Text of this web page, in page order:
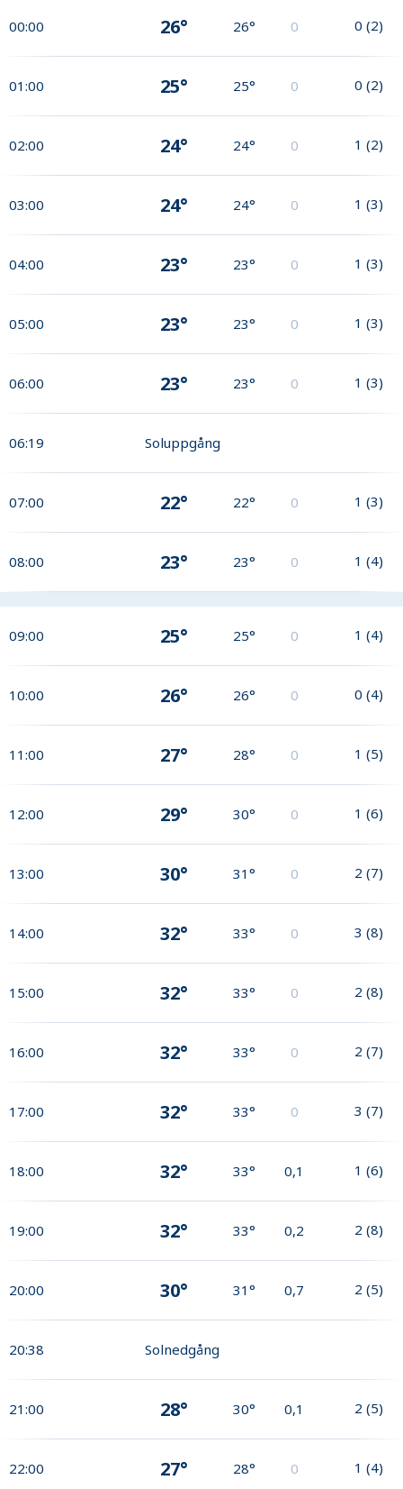
00:00 26° 26° 0 0 (2)
01:00 25° 25° 0 0 (2)
02:00 24° 24° 0 1 (2)
03:00 24° 24° 0 1 (3)
04:00 23° 23° 0 1 (3)
05:00 23° 23° 0 1 (3)
06:00 23° 23° 0 1 (3)
06:19 Soluppgång
07:00 22° 22° 0 1 (3)
08:00 23° 23° 0 1 (4)
09:00 25° 25° 0 1 (4)
10:00 26° 26° 0 0 (4)
11:00 27° 28° 0 1 (5)
12:00 29° 30° 0 1 (6)
13:00 30° 31° 0 2 (7)
14:00 32° 33° 0 3 (8)
15:00 32° 33° 0 2 (8)
16:00 32° 33° 0 2 (7)
17:00 32° 33° 0 3 (7)
18:00 32° 33° 0,1 1 (6)
19:00 32° 33° 0,2 2 (8)
20:00 30° 31° 0,7 2 (5)
20:38 Solnedgång
21:00 28° 30° 0,1 2 (5)
22:00 27° 28° 0 1 (4)